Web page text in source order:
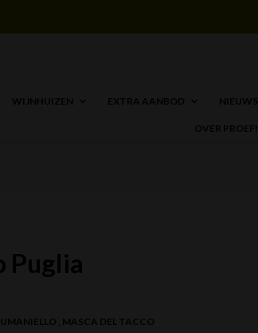
WIJNHUIZEN EXTRA AANBOD NIEUWS
OVER PROEF!
Puglia
, MASCA DEL TACCO